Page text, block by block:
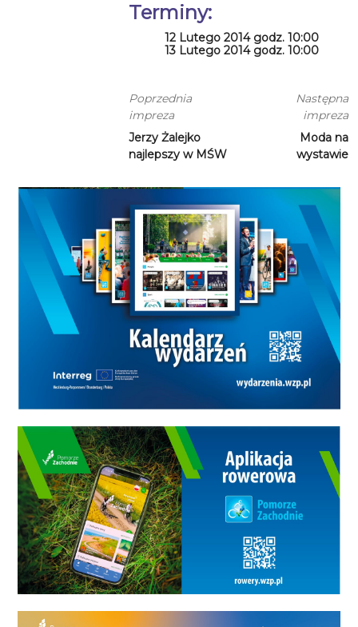
Terminy:
12 Lutego 2014 godz. 10:00
13 Lutego 2014 godz. 10:00
Poprzednia
impreza
Jerzy Żalejko
najlepszy w MŚW
Następna
impreza
Moda na
wystawie